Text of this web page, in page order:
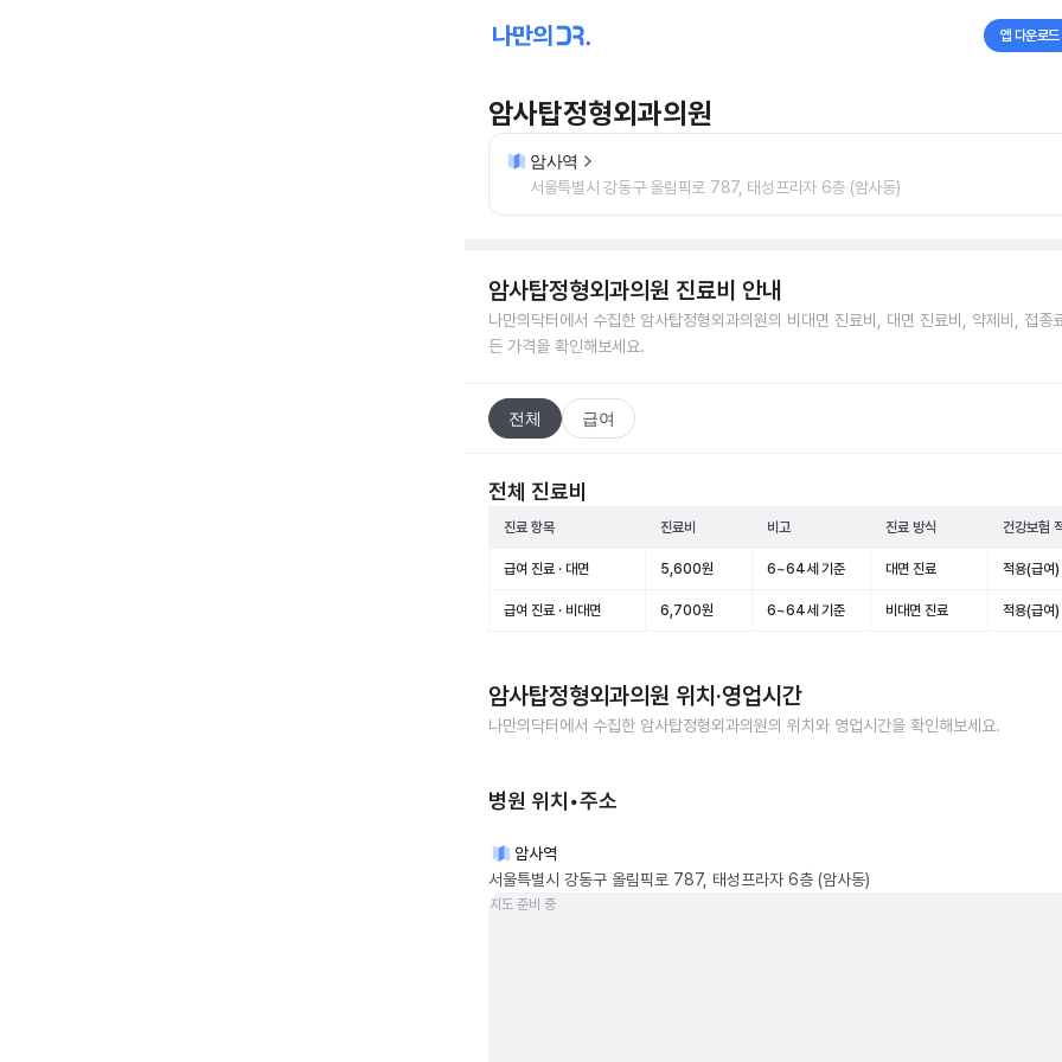
앱 다운로드
암사탑정형외과의원
암사역
서울특별시 강동구 올림픽로 787, 태성프라자 6층 (암사동)
암사탑정형외과의원 진료비 안내
나만의닥터에서 수집한 암사탑정형외과의원의 비대면 진료비, 대면 진료비, 약제비, 접종
든 가격을 확인해보세요.
전체 급여
전체 진료비
진료 항목 진료비 비고 진료 방식 건강보험
급여 진료 · 대면 5,600원 6~64세 기준 대면 진료 적용(급여)
급여 진료 · 비대면 6,700원 6~64세 기준 비대면 진료 적용(급여)
암사탑정형외과의원 위치·영업시간
나만의닥터에서 수집한 암사탑정형외과의원의 위치와 영업시간을 확인해보세요.
병원 위치•주소
암사역
서울특별시 강동구 올림픽로 787, 태성프라자 6층 (암사동)
지도 준비 중